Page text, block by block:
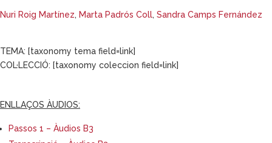
Nuri Roig Martínez, Marta Padrós Coll, Sandra Camps Fernández
TEMA: [taxonomy tema field=link]
COL·LECCIÓ: [taxonomy coleccion field=link]
ENLLAÇOS ÀUDIOS:
Passos 1 – Àudios B3